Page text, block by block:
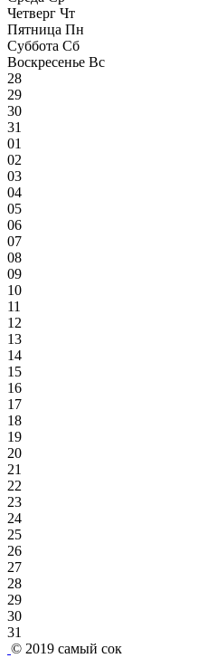
Четверг Чт
Пятница Пн
Суббота Сб
Воскресенье Вс
28
29
30
31
01
02
03
04
05
06
07
08
09
10
11
12
13
14
15
16
17
18
19
20
21
22
23
24
25
26
27
28
29
30
31
© 2019 самый сок